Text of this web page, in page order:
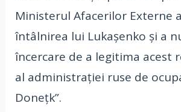
Ministerul Afacerilor Externe
întâlnirea lui Lukașenko și a
încercare de a legitima acest
al administrației ruse de
Donețk”.